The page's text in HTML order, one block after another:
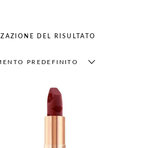
DEL RISULTATO
PREDEFINITO